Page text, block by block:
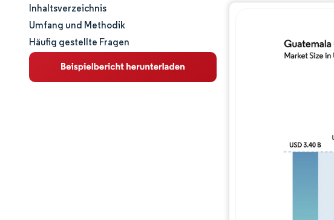
Marktgröße und -anteil
Marktanalyse
Trends und Einblicke
Inhaltsverzeichnis
Umfang und Methodik
Häufig gestellte Fragen